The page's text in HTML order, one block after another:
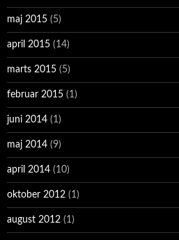
maj 2015 (5)
april 2015 (14)
marts 2015 (5)
februar 2015 (1)
juni 2014 (1)
maj 2014 (9)
april 2014 (10)
oktober 2012 (1)
august 2012 (1)